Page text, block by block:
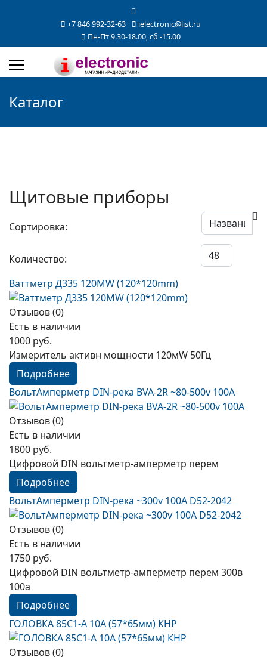
+7 846 992-32-63
ielectronic@list.ru
Пн-Пт 9.30-18.00, сб -15.00
Каталог
Щитовые приборы
Сортировка:
Количество:
Ваттметр Д335 120MW (120*120mm)
Отзывов (0)
Есть в наличии
1000 руб.
Измеритель активн мощности 120мW 50Гц
Подробнее
ВольтАмперметр DIN-река BVA-2R ~80-500v 100A
Отзывов (0)
Есть в наличии
1800 руб.
Цифровой DIN вольтметр-амперметр перем
Подробнее
ВольтАмперметр DIN-река ~300v 100A D52-2042
Отзывов (0)
Есть в наличии
1750 руб.
Цифровой DIN вольтметр-амперметр перем 300в
100а
Подробнее
ГОЛОВКА 85C1-A 10А (57*65мм) КНР
Отзывов (0)